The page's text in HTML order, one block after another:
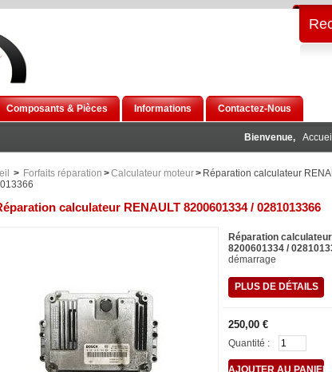
Composants & Pièces Informations Contactez-Nous
Bienvenue, Accueil
> Forfaits réparation >Calculateur moteur> Réparation calculateur
calculateur RENAULT 8200601334 / 0281013366
Réparation
8200601334 /
démarrage
PLUS DE DÉTAILS
250,00 €
Quantité :